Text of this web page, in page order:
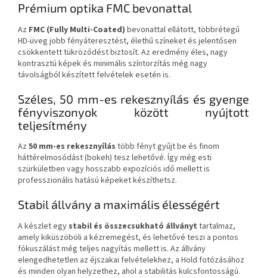
Prémium optika FMC bevonattal
Az FMC (Fully Multi-Coated) bevonattal ellátott, többrétegű
HD-üveg jobb fényáteresztést, élethű színeket és jelentősen
csökkentett tükröződést biztosít. Az eredmény éles, nagy
kontrasztú képek és minimális színtorzítás még nagy
távolságból készített felvételek esetén is.
Széles, 50 mm-es rekesznyílás és gyenge
fényviszonyok között nyújtott
teljesítmény
Az 50 mm-es rekesznyílás több fényt gyűjt be és finom
háttérelmosódást (bokeh) tesz lehetővé. Így még esti
szürkületben vagy hosszabb expozíciós idő mellett is
professzionális hatású képeket készíthetsz.
Stabil állvány a maximális élességért
A készlet egy stabil és összecsukható állványt tartalmaz,
amely kiküszöböli a kézremegést, és lehetővé teszi a pontos
fókuszálást még teljes nagyítás mellett is. Az állvány
elengedhetetlen az éjszakai felvételekhez, a Hold fotózásához
és minden olyan helyzethez, ahol a stabilitás kulcsfontosságú.